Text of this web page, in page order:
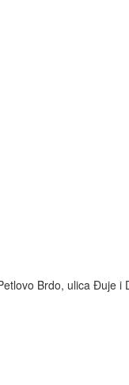
Brdo, ulica Đuje i